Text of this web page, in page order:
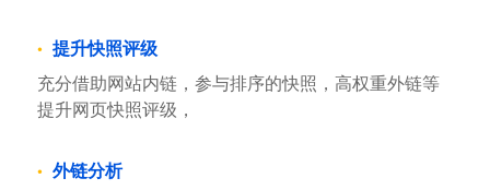
提升快照评级
充分借助网站内链，参与排序的快照，高权重外链等
提升网页快照评级，
外链分析